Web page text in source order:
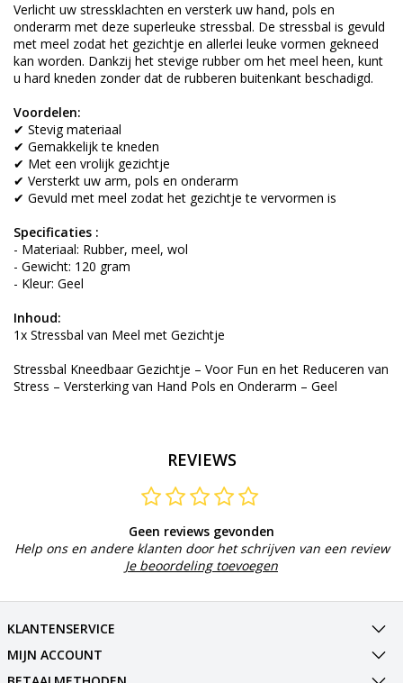
Verlicht uw stressklachten en versterk uw hand, pols en
onderarm met deze superleuke stressbal. De stressbal is gevuld
met meel zodat het gezichtje en allerlei leuke vormen gekneed
kan worden. Dankzij het stevige rubber om het meel heen, kunt
u hard kneden zonder dat de rubberen buitenkant beschadigd.
Voordelen:
✔ Stevig materiaal
✔ Gemakkelijk te kneden
✔ Met een vrolijk gezichtje
✔ Versterkt uw arm, pols en onderarm
✔ Gevuld met meel zodat het gezichtje te vervormen is
Specificaties :
- Materiaal: Rubber, meel, wol
- Gewicht: 120 gram
- Kleur: Geel
Inhoud:
1x Stressbal van Meel met Gezichtje
Stressbal Kneedbaar Gezichtje – Voor Fun en het Reduceren van
Stress – Versterking van Hand Pols en Onderarm – Geel
REVIEWS
Geen reviews gevonden
Help ons en andere klanten door het schrijven van een review
Je beoordeling toevoegen
KLANTENSERVICE
MIJN ACCOUNT